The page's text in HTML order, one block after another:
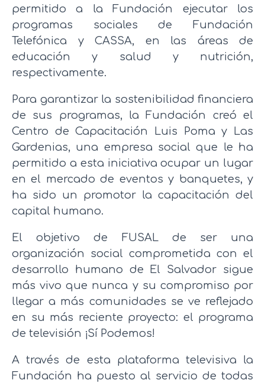
permitido a la Fundación ejecutar los
programas sociales de Fundación
Telefónica y CASSA, en las áreas de
educación y salud y nutrición,
respectivamente.
Para garantizar la sostenibilidad financiera
de sus programas, la Fundación creó el
Centro de Capacitación Luis Poma y Las
Gardenias, una empresa social que le ha
permitido a esta iniciativa ocupar un lugar
en el mercado de eventos y banquetes, y
ha sido un promotor la capacitación del
capital humano.
El objetivo de FUSAL de ser una
organización social comprometida con el
desarrollo humano de El Salvador sigue
más vivo que nunca y su compromiso por
llegar a más comunidades se ve reflejado
en su más reciente proyecto: el programa
de televisión ¡Sí Podemos!
A través de esta plataforma televisiva la
Fundación ha puesto al servicio de todas